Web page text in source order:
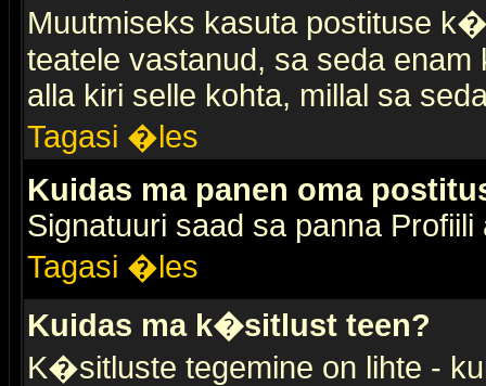
Muutmiseks kasuta postituse
teatele vastanud, sa seda
alla kiri selle kohta, millal sa
Tagasi �les
Kuidas ma panen oma
Signatuuri saad sa panna Profiili
Tagasi �les
Kuidas ma k�sitlust teen?
K�sitluste tegemine on lihte -